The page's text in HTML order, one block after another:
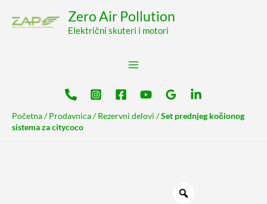
Zero Air Pollution
Električni skuteri i motori
Početna/Prodavnica/Rezervni delovi /Set prednjeg kočionog
sistema za citycoco